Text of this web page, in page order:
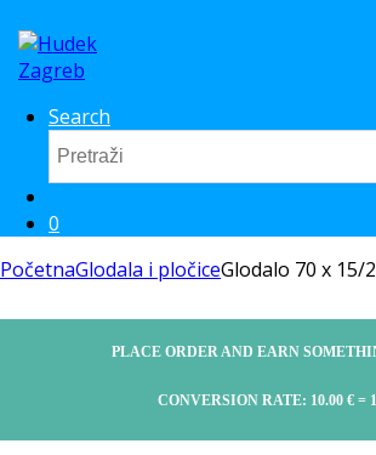
Search
0
PočetnaGlodala i pločiceGlodalo 70 x 15/
PLACE ORDER AND EARN
CONVERSION RATE: 10.00 €=